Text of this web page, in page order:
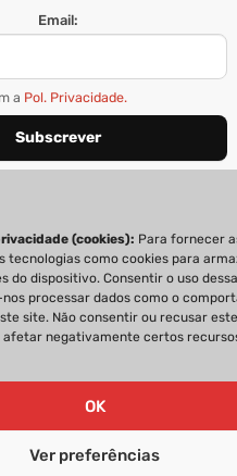
(cookies): Para fornecer
tecnologias como cookies para
do dispositivo. Consentir o uso
processar dados como o
site. Não consentir ou recusar este
negativamente certos
OK
Ver preferências
Email:
a Pol. Privacidade.
FICHA TÉCNICA
ESTATUTO